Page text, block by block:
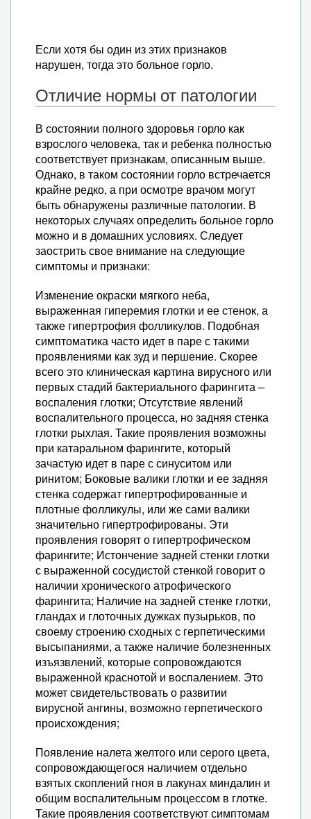
Если хотя бы один из этих признаков
нарушен, тогда это больное горло.
Отличие нормы от патологии
В состоянии полного здоровья горло как
взрослого человека, так и ребенка полностью
соответствует признакам, описанным выше.
Однако, в таком состоянии горло встречается
крайне редко, а при осмотре врачом могут
быть обнаружены различные патологии. В
некоторых случаях определить больное горло
можно и в домашних условиях. Следует
заострить свое внимание на следующие
симптомы и признаки:
Изменение окраски мягкого неба,
выраженная гиперемия глотки и ее стенок, а
также гипертрофия фолликулов. Подобная
симптоматика часто идет в паре с такими
проявлениями как зуд и першение. Скорее
всего это клиническая картина вирусного или
первых стадий бактериального фарингита –
воспаления глотки; Отсутствие явлений
воспалительного процесса, но задняя стенка
глотки рыхлая. Такие проявления возможны
при катаральном фарингите, который
зачастую идет в паре с синуситом или
ринитом; Боковые валики глотки и ее задняя
стенка содержат гипертрофированные и
плотные фолликулы, или же сами валики
значительно гипертрофированы. Эти
проявления говорят о гипертрофическом
фарингите; Истончение задней стенки глотки
с выраженной сосудистой стенкой говорит о
наличии хронического атрофического
фарингита; Наличие на задней стенке глотки,
гландах и глоточных дужках пузырьков, по
своему строению сходных с герпетическими
высыпаниями, а также наличие болезненных
изъязвлений, которые сопровождаются
выраженной краснотой и воспалением. Это
может свидетельствовать о развитии
вирусной ангины, возможно герпетического
происхождения;
Появление налета желтого или серого цвета,
сопровождающегося наличием отдельно
взятых скоплений гноя в лакунах миндалин и
общим воспалительным процессом в глотке.
Такие проявления соответствуют симптомам